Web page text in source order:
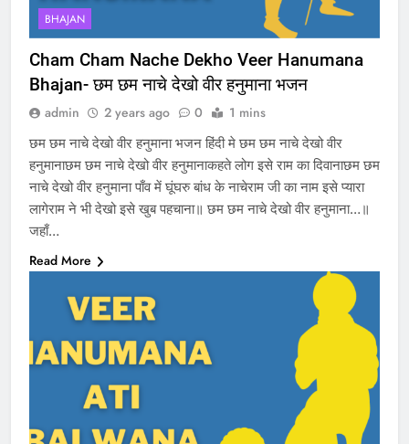
BHAJAN
Cham Cham Nache Dekho Veer Hanumana
Bhajan- छम छम नाचे देखो वीर हनुमाना भजन
admin 2 years ago 0 1 mins
छम छम नाचे देखो वीर हनुमाना भजन हिंदी मे छम छम नाचे देखो वीर
हनुमानाछम छम नाचे देखो वीर हनुमानाकहते लोग इसे राम का दिवानाछम छम
नाचे देखो वीर हनुमाना पाँव में घूंघरु बांध के नाचेराम जी का नाम इसे प्यारा
लागेराम ने भी देखो इसे खुब पहचाना॥ छम छम नाचे देखो वीर हनुमाना…॥
जहाँ…
Read More